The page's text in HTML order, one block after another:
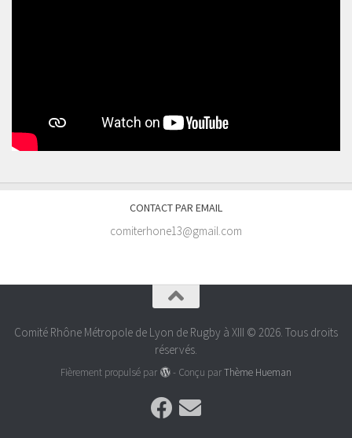
CONTACT PAR EMAIL
comiterhone13@gmail.com
Comité Rhône Métropole de Lyon de Rugby à XIII © 2026. Tous droits
réservés.
Fièrement propulsé par - Conçu parThème Hueman